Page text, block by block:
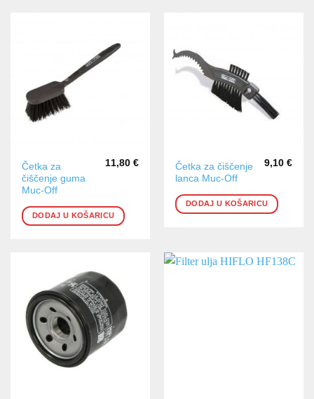
Četka za
čiščenje guma
Muc-Off
11,80 €
DODAJ U KOŠARICU
Četka za čiščenje
lanca Muc-Off
9,10 €
DODAJ U KOŠARICU